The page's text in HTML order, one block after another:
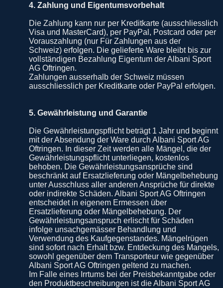
4. Zahlung und Eigentumsvorbehalt
Die Zahlung kann nur per Kreditkarte (ausschliesslich
Visa und MasterCard), per PayPal, Postcard oder per
Vorauszahlung (nur Für Zahlungen aus der
Schweiz) erfolgen. Die gelieferte Ware bleibt bis zur
vollständigen Bezahlung Eigentum der Albani Sport
AG Oftringen.
Zahlungen ausserhalb der Schweiz müssen
ausschliesslich per Kreditkarte oder PayPal erfolgen.
5. Gewährleistung und Garantie
Die Gewährleistungspflicht beträgt 1 Jahr und beginnt
mit der Absendung der Ware durch Albani Sport AG
Oftringen. In dieser Zeit werden alle Mängel, die der
Gewährleistungspflicht unterliegen, kostenlos
behoben. Die Gewährleistungsansprüche sind
beschränkt auf Ersatzlieferung oder Mängelbehebung
unter Ausschluss aller anderen Ansprüche für direkte
oder indirekte Schäden. Albani Sport AG Oftringen
entscheidet in eigenem Ermessen über
Ersatzlieferung oder Mängelbehebung. Der
Gewährleistungsanspruch erlischt für Schäden
infolge unsachgemässer Behandlung und
Verwendung des Kaufgegenstandes. Mängelrügen
sind sofort nach Erhalt bzw. Entdeckung des Mangels,
sowohl gegenüber dem Transporteur wie gegenüber
Albani Sport AG Oftringen geltend zu machen.
Im Falle eines Irrtums bei der Preisbekanntgabe oder
den Produktbeschreibungen ist die Albani Sport AG